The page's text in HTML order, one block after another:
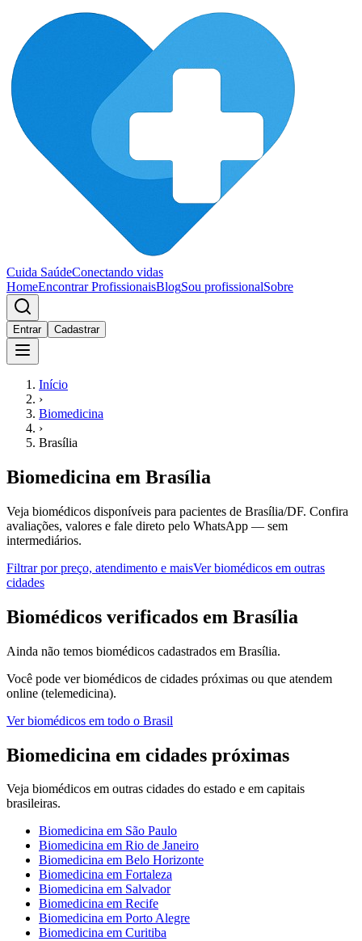
Cuida SaúdeConectando vidas
HomeEncontrar ProfissionaisBlogSou profissionalSobre
Entrar Cadastrar
Início
›
Biomedicina
›
Brasília
Biomedicina em Brasília
Veja biomédicos disponíveis para pacientes de Brasília/DF. Confira
avaliações, valores e fale direto pelo WhatsApp — sem
intermediários.
Filtrar por preço, atendimento e maisVerbiomédicos em outras
cidades
Biomédicos verificados em Brasília
Ainda não temos biomédicos cadastrados em Brasília.
Você pode verbiomédicos de cidades próximas ou que atendem
online (telemedicina).
Verbiomédicos em todo o Brasil
Biomedicina em cidades próximas
Veja biomédicos em outras cidades do estado e em capitais
brasileiras.
Biomedicina em São Paulo
Biomedicina em Rio de Janeiro
Biomedicina em Belo Horizonte
Biomedicina em Fortaleza
Biomedicina em Salvador
Biomedicina em Recife
Biomedicina em Porto Alegre
Biomedicina em Curitiba